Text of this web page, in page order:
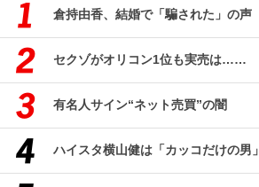
倉持由香、結婚で「騙された」の声
セクゾがオリコン1位も実売は……
有名人サイン“ネット売買”の闇
ハイスタ横山健は「カッコだけの男」